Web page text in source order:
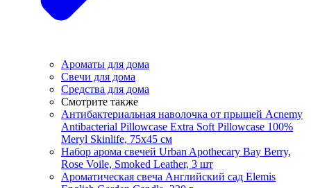
Ароматы для дома
Свечи для дома
Средства для дома
Смотрите также
Антибактериальная наволочка от прыщей Acnemy
Antibacterial Pillowcase Extra Soft Pillowcase 100%
Meryl Skinlife, 75х45 см
Набор арома свечей Urban Apothecary Bay Berry,
Rose Voile, Smoked Leather, 3 шт
Ароматическая свеча Английский сад Elemis